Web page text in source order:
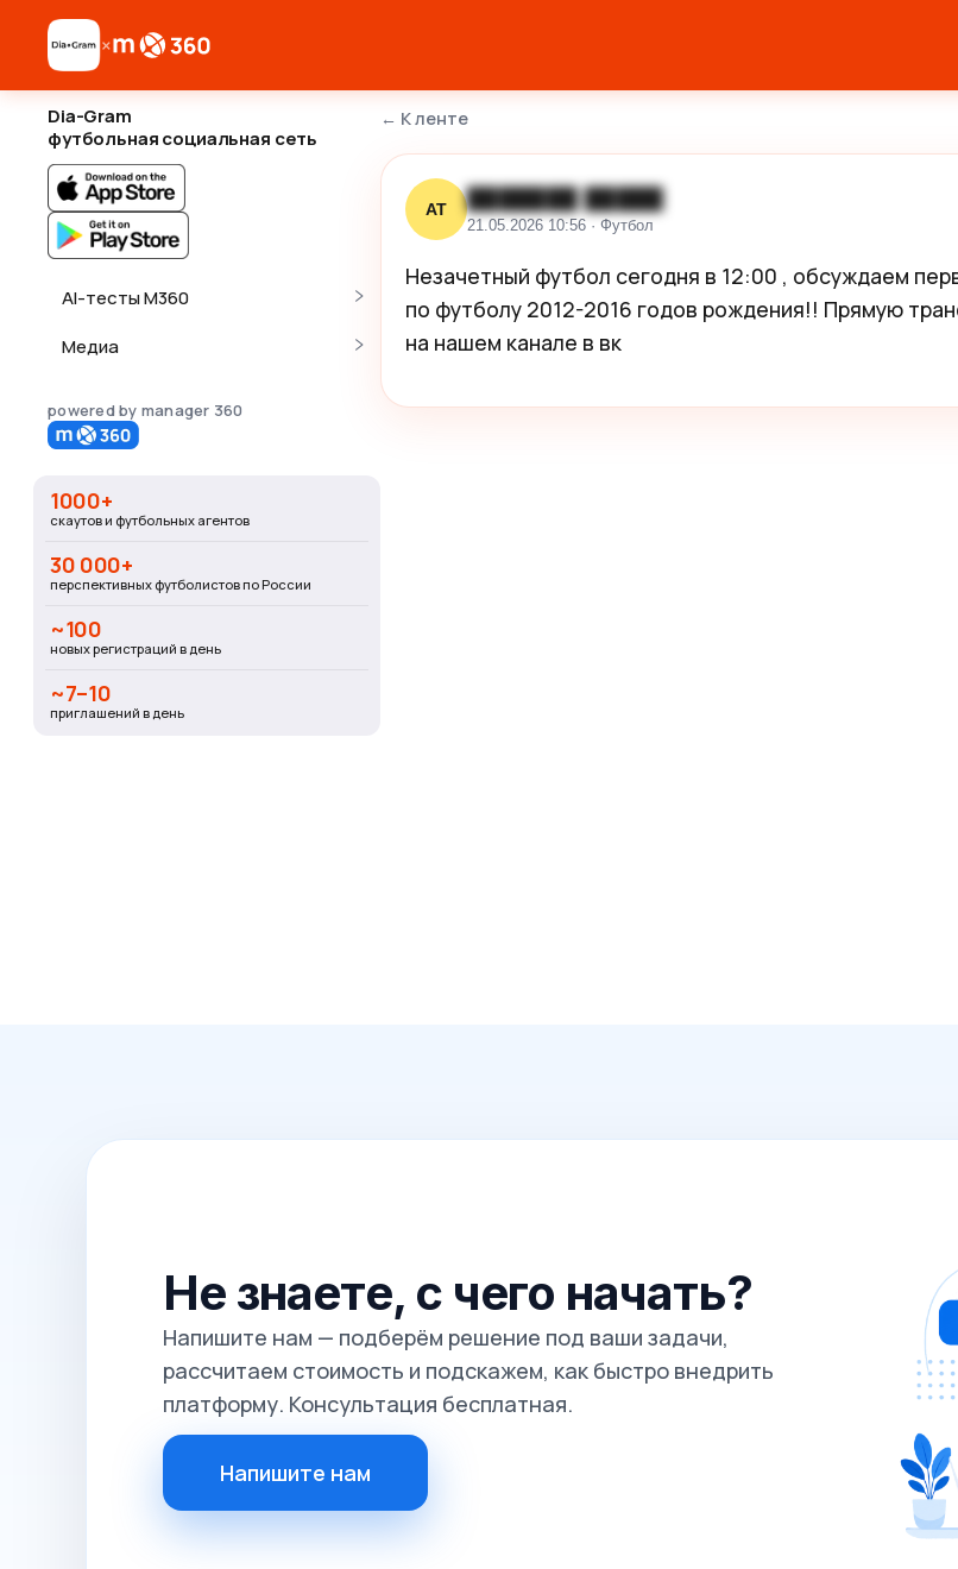
×
Dia-Gram
футбольная социальная сеть
AI-тесты M360
Медиа
powered by manager 360
1000+
скаутов и футбольных агентов
30 000+
перспективных футболистов по России
~100
новых регистраций в день
~7–10
приглашений в день
← К ленте
АТ ███████ █████
21.05.2026 10:56 · Футбол
Незачетный футбол сегодня в 12:00 , обсуждаем
по футболу 2012-2016 годов рождения!! Прямую
на нашем канале в вк
Не знаете, с чего начать?
Напишите нам — подберём решение под ваши задачи,
рассчитаем стоимость и подскажем, как быстро внедрить
платформу. Консультация бесплатная.
Напишите нам